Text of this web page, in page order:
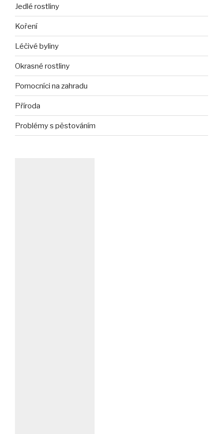
Jedlé rostliny
Koření
Léčivé byliny
Okrasné rostliny
Pomocníci na zahradu
Příroda
Problémy s pěstováním